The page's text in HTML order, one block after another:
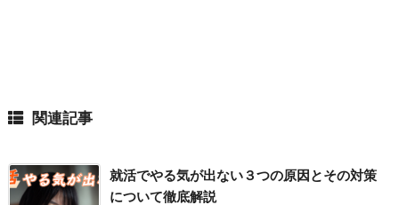
関連記事
就活でやる気が出ない３つの原因とその対策
について徹底解説